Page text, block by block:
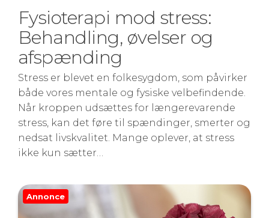
Fysioterapi mod stress:
Behandling, øvelser og
afspænding
Stress er blevet en folkesygdom, som påvirker
både vores mentale og fysiske velbefindende.
Når kroppen udsættes for længerevarende
stress, kan det føre til spændinger, smerter og
nedsat livskvalitet. Mange oplever, at stress
ikke kun sætter…
Annonce